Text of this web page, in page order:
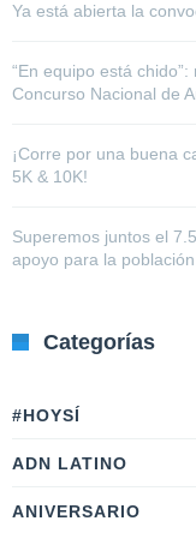
Ya está abierta la
“En equipo está
Concurso Nacional de
¡Corre por una buena
5K & 10K!
Superemos juntos el
apoyo para la
Categorías
#HOYSÍ
ADN LATINO
ANIVERSARIO